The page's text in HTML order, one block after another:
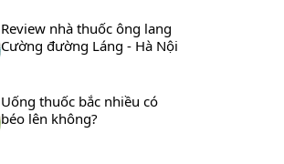
Review nhà thuốc ông lang
Cường đường Láng - Hà Nội
Uống thuốc bắc nhiều có
béo lên không?